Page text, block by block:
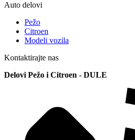
Auto delovi
Pežo
Citroen
Modeli vozila
Kontaktirajte nas
Delovi Pežo i Citroen - DULE